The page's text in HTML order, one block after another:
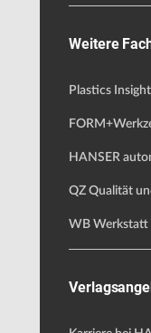
Weitere
Plastics
HANSER
QZ Qualität
WB Werkstatt